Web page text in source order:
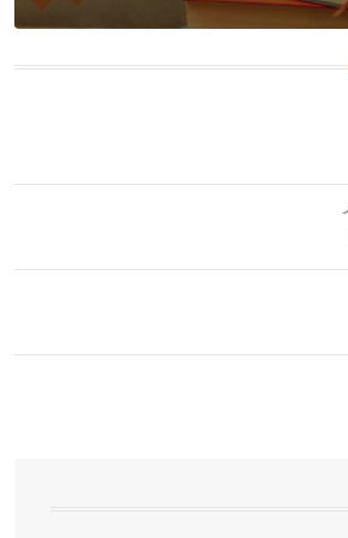
نوع من الفنون الهندسية التي ارتبطت
في بلاد الشام ومصر خاصة، حيث يحرص
وخاصة في الواجهات